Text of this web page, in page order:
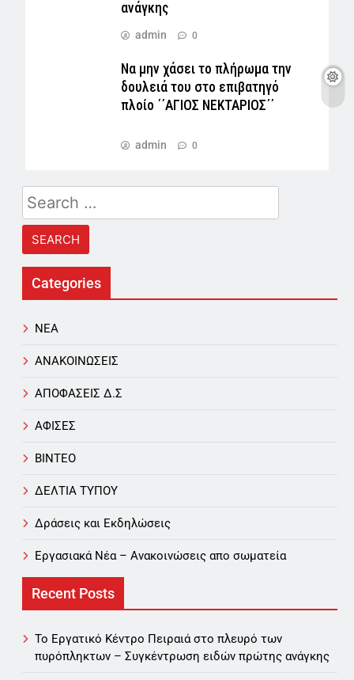
ανάγκης
admin 0
Να μην χάσει το πλήρωμα την
δουλειά του στο επιβατηγό
πλοίο ΄΄ΑΓΙΟΣ ΝΕΚΤΑΡΙΟΣ΄΄
admin 0
Search
for:
Categories
NEA
ΑΝΑΚΟΙΝΩΣΕΙΣ
ΑΠΟΦΑΣΕΙΣ Δ.Σ
ΑΦΙΣΕΣ
ΒΙΝΤΕΟ
ΔΕΛΤΙΑ ΤΥΠΟΥ
Δράσεις και Εκδηλώσεις
Εργασιακά Νέα – Aνακοινώσεις απο σωματεία
Recent Posts
Το Εργατικό Κέντρο Πειραιά στο πλευρό των
πυρόπληκτων – Συγκέντρωση ειδών πρώτης ανάγκης